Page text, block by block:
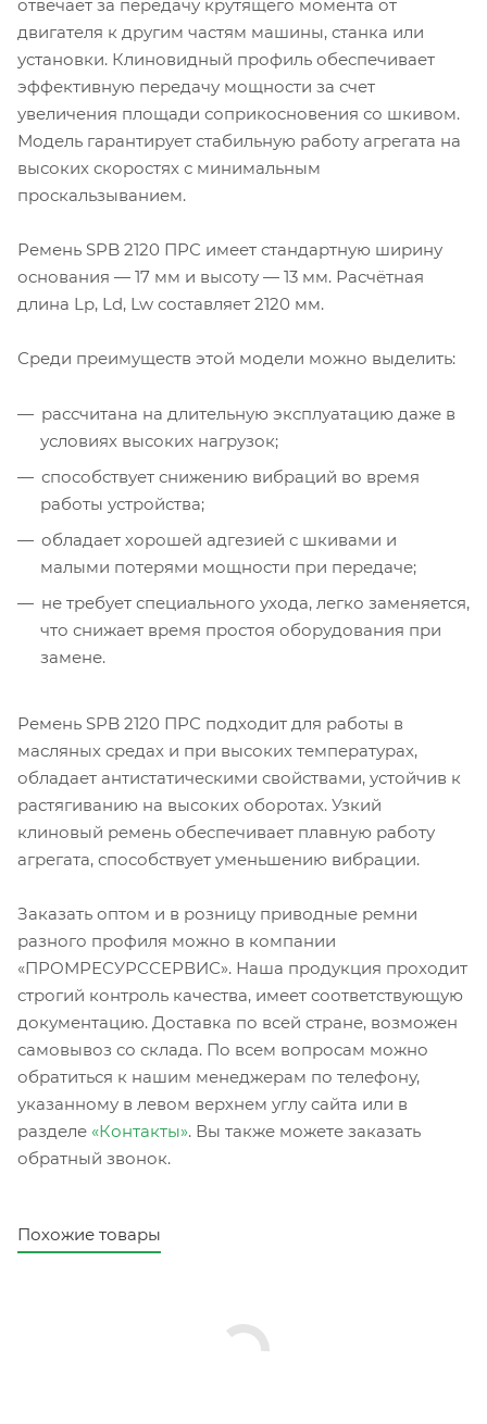
отвечает за передачу крутящего момента от
двигателя к другим частям машины, станка или
установки. Клиновидный профиль обеспечивает
эффективную передачу мощности за счет
увеличения площади соприкосновения со шкивом.
Модель гарантирует стабильную работу агрегата на
высоких скоростях с минимальным
проскальзыванием.
Ремень SPB 2120 ПРС имеет стандартную ширину
основания — 17 мм и высоту — 13 мм. Расчётная
длина Lp, Ld, Lw составляет 2120 мм.
Среди преимуществ этой модели можно выделить:
рассчитана на длительную эксплуатацию даже в
условиях высоких нагрузок;
способствует снижению вибраций во время
работы устройства;
обладает хорошей адгезией с шкивами и
малыми потерями мощности при передаче;
не требует специального ухода, легко заменяется,
что снижает время простоя оборудования при
замене.
Ремень SPB 2120 ПРС подходит для работы в
масляных средах и при высоких температурах,
обладает антистатическими свойствами, устойчив к
растягиванию на высоких оборотах. Узкий
клиновый ремень обеспечивает плавную работу
агрегата, способствует уменьшению вибрации.
Заказать оптом и в розницу приводные ремни
разного профиля можно в компании
«ПРОМРЕСУРССЕРВИС». Наша продукция проходит
строгий контроль качества, имеет соответствующую
документацию. Доставка по всей стране, возможен
самовывоз со склада. По всем вопросам можно
обратиться к нашим менеджерам по телефону,
указанному в левом верхнем углу сайта или в
разделе «Контакты». Вы также можете заказать
обратный звонок.
Похожие товары